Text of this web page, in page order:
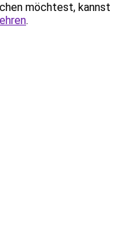
möchtest, kannst
.